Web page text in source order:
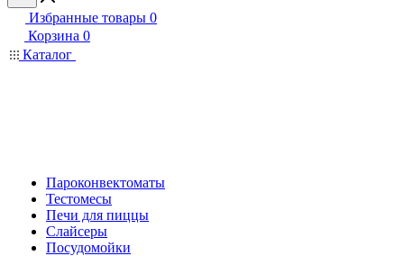
Избранные товары 0
Корзина 0
Каталог
Пароконвектоматы
Тестомесы
Печи для пиццы
Слайсеры
Посудомойки